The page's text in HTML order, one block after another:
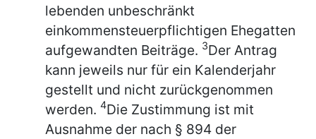
lebenden unbeschränkt
einkommensteuerpflichtigen Ehegatten
aufgewandten Beiträge. 3Der Antrag
kann jeweils nur für ein Kalenderjahr
gestellt und nicht zurückgenommen
werden. 4Die Zustimmung ist mit
Ausnahme der nach § 894 der